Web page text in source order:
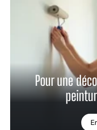
Pour une